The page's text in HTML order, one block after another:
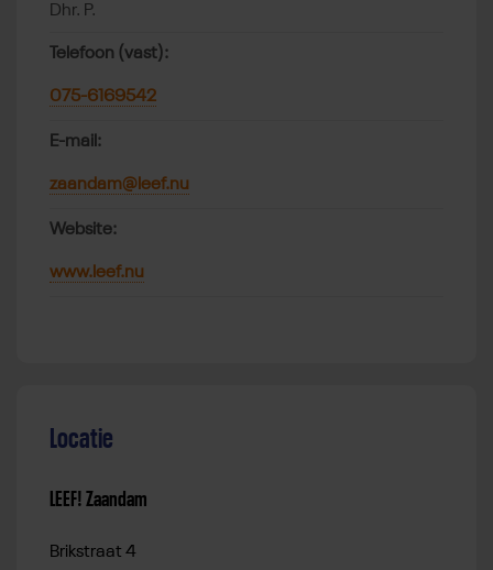
Dhr. P.
Telefoon (vast):
075-6169542
E-mail:
zaandam@leef.nu
Website:
www.leef.nu
Locatie
LEEF! Zaandam
Brikstraat 4